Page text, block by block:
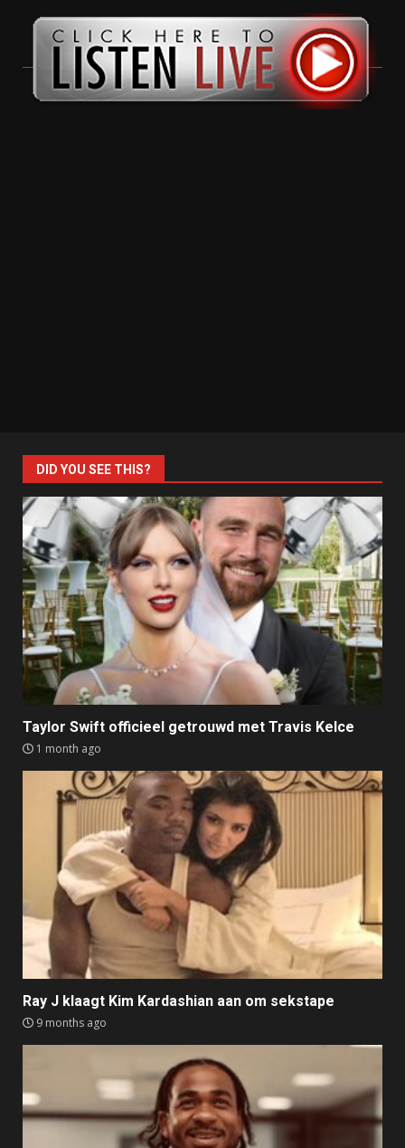
DID YOU SEE THIS?
Taylor Swift officieel getrouwd met Travis Kelce
1 month ago
Ray J klaagt Kim Kardashian aan om sekstape
9 months ago